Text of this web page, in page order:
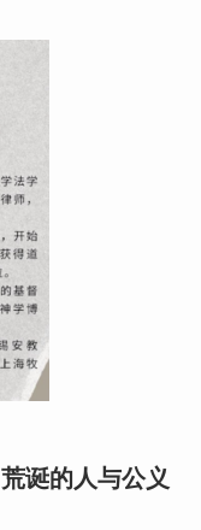
诞的人与公义